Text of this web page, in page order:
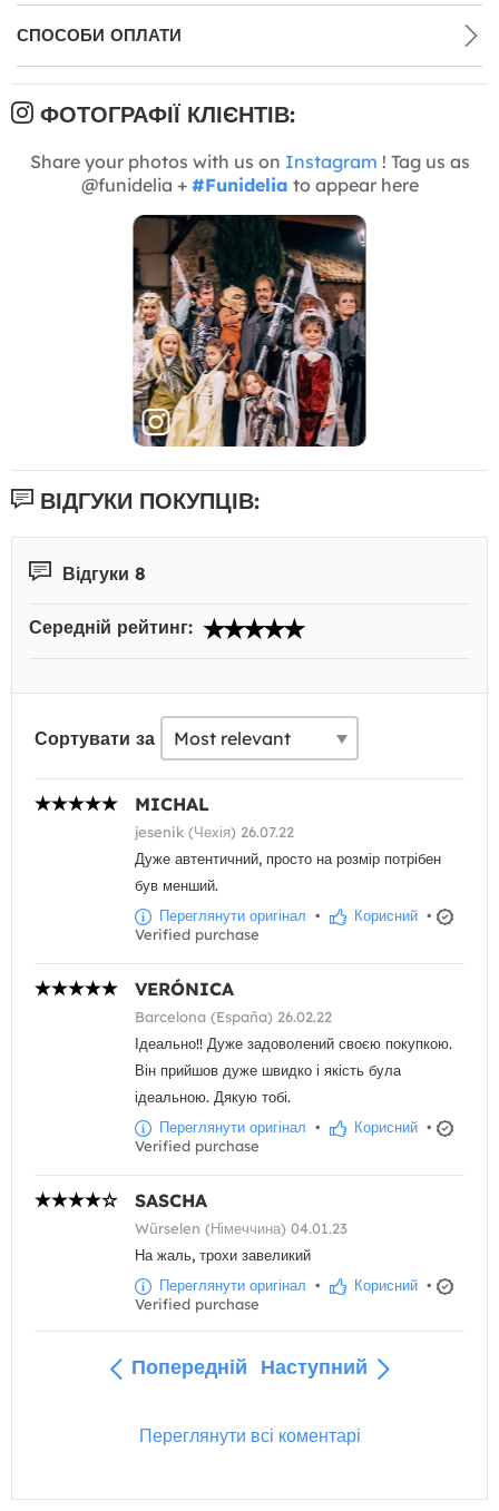
СПОСОБИ ОПЛАТИ
ФОТОГРАФІЇ КЛІЄНТІВ:
Share your photos with us on Instagram ! Tag us as
@funidelia + #Funidelia to appear here
ВІДГУКИ ПОКУПЦІВ:
Відгуки 8
Середній рейтинг:
Сортувати за
MICHAL
jesenik (Чехія) 26.07.22
Дуже автентичний, просто на розмір потрібен
був менший.
Переглянути оригінал • Корисний •
Verified purchase
VERÓNICA
Barcelona (España) 26.02.22
Ідеально!! Дуже задоволений своєю покупкою.
Він прийшов дуже швидко і якість була
ідеальною. Дякую тобі.
Переглянути оригінал • Корисний •
Verified purchase
SASCHA
Würselen (Німеччина) 04.01.23
На жаль, трохи завеликий
Переглянути оригінал • Корисний •
Verified purchase
Попередній Наступний
Переглянути всі коментарі